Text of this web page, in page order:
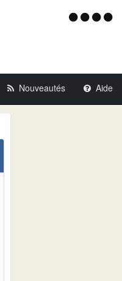
Menu
Nouveautés Aide